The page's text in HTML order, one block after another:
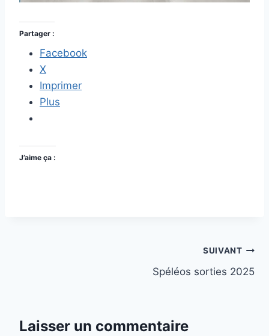
Partager :
Facebook
X
Imprimer
Plus
J’aime ça :
SUIVANT
Spéléos sorties 2025
Laisser un commentaire